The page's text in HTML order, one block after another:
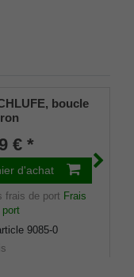
boucle
€ *
d'achat
frais de port Frais
port
9085-0